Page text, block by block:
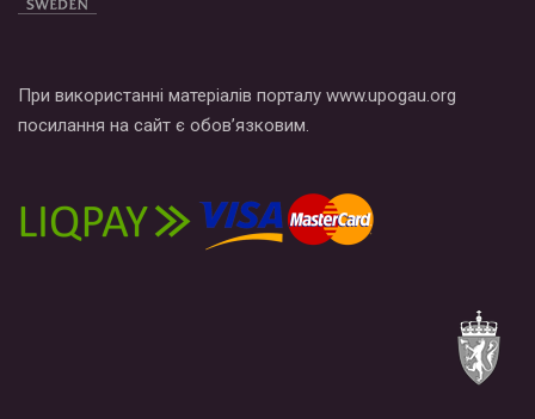
При використанні матеріалів порталу www.upogau.org
посилання на сайт є обов’язковим.